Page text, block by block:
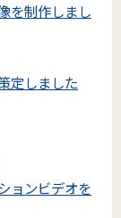
を制作しまし
定しました
ョンビデオを